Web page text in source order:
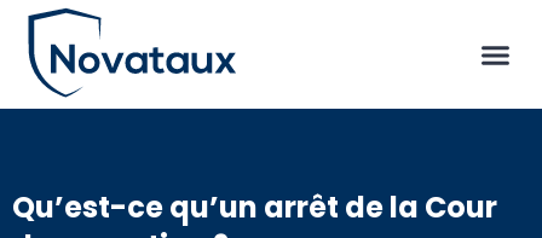
Qu’est-ce qu’un arrêt de la Cour